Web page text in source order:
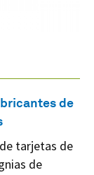
de
tarjetas de
de